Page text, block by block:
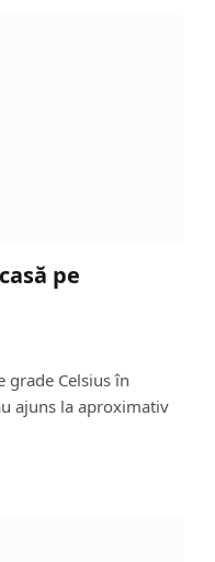
pe
grade Celsius în
ajuns la aproximativ